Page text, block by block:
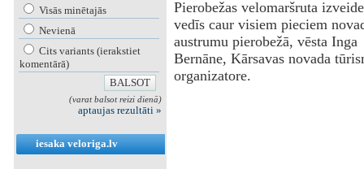
Visās minētajās
Nevienā
Cits variants (ierakstiet
komentārā)
(varat balsot reizi dienā)
aptaujas rezultāti »
iesaka veloriga.lv
Pierobežas velomaršruta
vedīs caur visiem pieciem
austrumu pierobežā, vēsta Inga
Bernāne, Kārsavas novada
organizatore.